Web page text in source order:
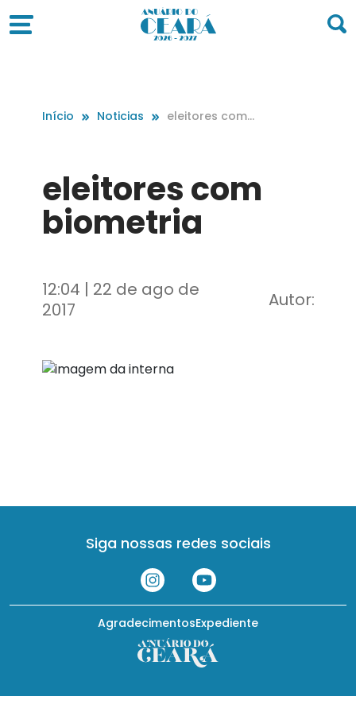
Início Noticias
eleitores com
eleitores com
biometria
12:04 | 22 de ago de
2017
Autor:
Siga nossas redes sociais
Expediente
Agradecimentos